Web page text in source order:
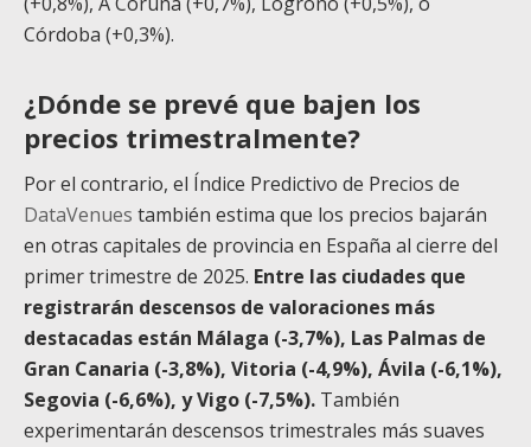
Córdoba (+0,3%).
¿Dónde se prevé que bajen los
precios trimestralmente?
Por el contrario, el Índice Predictivo de Precios de
DataVenues también estima que los precios bajarán
en otras capitales de provincia en España al cierre del
primer trimestre de 2025. Entre las ciudades que
registrarán descensos de valoraciones más
destacadas están Málaga (-3,7%), Las Palmas de
Gran Canaria (-3,8%), Vitoria (-4,9%), Ávila (-6,1%),
Segovia (-6,6%), y Vigo (-7,5%). También
experimentarán descensos trimestrales más suaves